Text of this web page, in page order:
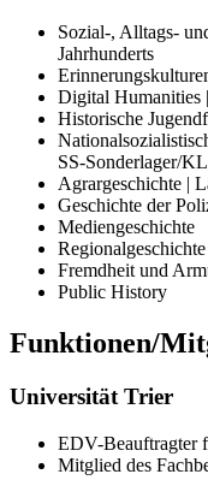
Sozial-, Alltags-
Jahrhunderts
Digital Humanities
Historische
SS-Sonderlager/
Agrargeschichte |
Geschichte der
Mediengeschichte
Regionalgeschichte
Fremdheit und
Public History
Funktionen/
Universität Trier
EDV-Beauftragter
Mitglied des